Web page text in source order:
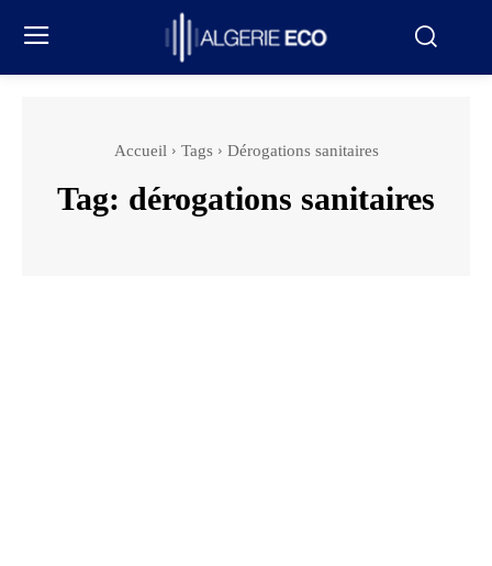
Accueil Tags Dérogations sanitaires
Tag: dérogations sanitaires